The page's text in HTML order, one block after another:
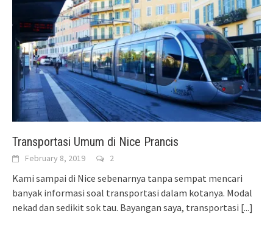
Transportasi Umum di Nice Prancis
February 8, 2019 2
Kami sampai di Nice sebenarnya tanpa sempat mencari
banyak informasi soal transportasi dalam kotanya. Modal
nekad dan sedikit sok tau. Bayangan saya, transportasi [...]